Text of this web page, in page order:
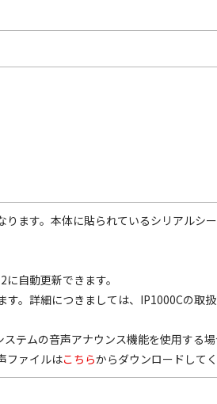
ます。本体に貼られているシリアルシー
自動更新できます。
。詳細につきましては、IP1000Cの取
テムの音声アナウンス機能を使用する
ファイルはこちらからダウンロードしてく